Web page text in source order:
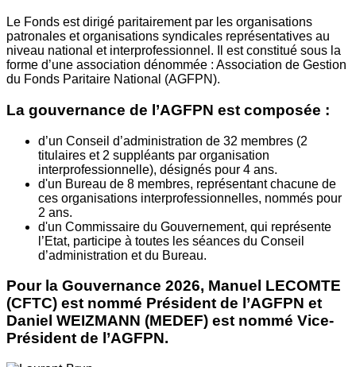
Le Fonds est dirigé paritairement par les organisations
patronales et organisations syndicales représentatives au
niveau national et interprofessionnel. Il est constitué sous la
forme d’une association dénommée : Association de Gestion
du Fonds Paritaire National (AGFPN).
La gouvernance de l’AGFPN est composée :
d’un Conseil d’administration de 32 membres (2
titulaires et 2 suppléants par organisation
interprofessionnelle), désignés pour 4 ans.
d'un Bureau de 8 membres, représentant chacune de
ces organisations interprofessionnelles, nommés pour
2 ans.
d'un Commissaire du Gouvernement, qui représente
l’Etat, participe à toutes les séances du Conseil
d’administration et du Bureau.
Pour la Gouvernance 2026, Manuel LECOMTE
(CFTC) est nommé Président de l’AGFPN et
Daniel WEIZMANN (MEDEF) est nommé Vice-
Président de l’AGFPN.